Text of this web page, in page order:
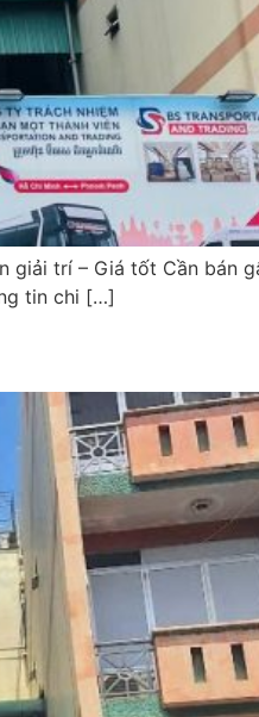
giải trí – Giá tốt Cần bán
tin chi […]